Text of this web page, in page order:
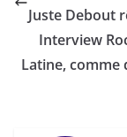
Juste Debout
Interview
Latine, comme